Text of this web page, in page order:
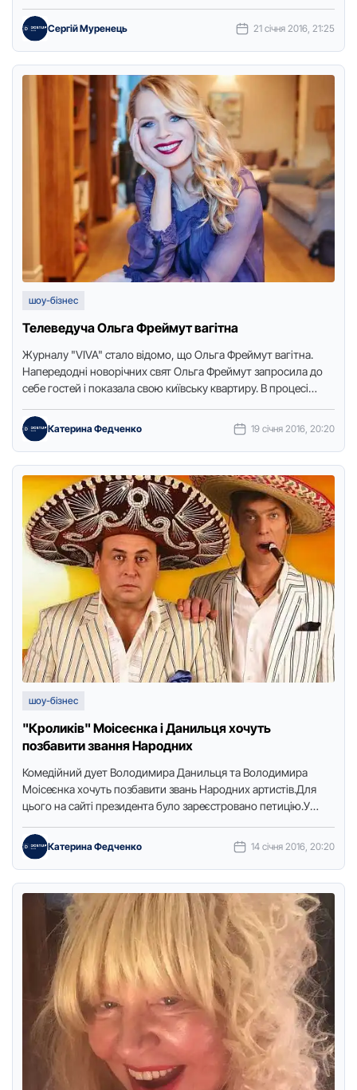
Сергій Муренець 21 січня 2016, 21:25
шоу-бізнес
Телеведуча Ольга Фреймут вагітна
Журналу "VIVA" стало відомо, що Ольга Фреймут вагітна.
Напередодні новорічних свят Ольга Фреймут запросила до
себе гостей і показала свою київську квартиру. В процесі
Катерина Федченко 19 січня 2016, 20:20
шоу-бізнес
"Кроликів" Моісеєнка і Данильця хочуть
позбавити звання Народних
Комедійний дует Володимира Данильця та Володимира
Моісеєнка хочуть позбавити звань Народних артистів.Для
цього на сайті президента було зареєстровано петицію.У
Катерина Федченко 14 січня 2016, 20:20